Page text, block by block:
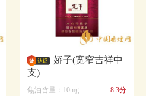
娇子(宽窄吉祥中
支)
焦油含量：10mg 8.3分